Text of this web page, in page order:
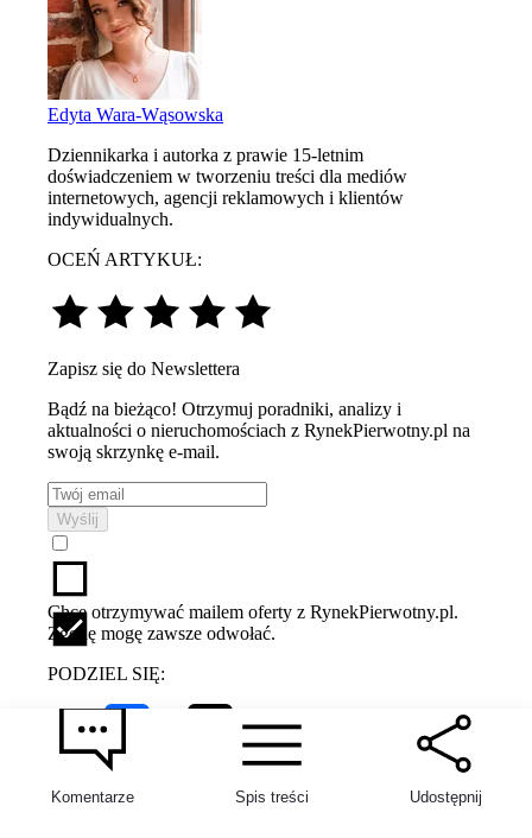
Edyta Wara-Wąsowska
Dziennikarka i autorka z prawie 15-letnim
doświadczeniem w tworzeniu treści dla mediów
internetowych, agencji reklamowych i klientów
indywidualnych.
OCEŃ ARTYKUŁ:
Zapisz się do Newslettera
Bądź na bieżąco! Otrzymuj poradniki, analizy i
aktualności o nieruchomościach z RynekPierwotny.pl na
swoją skrzynkę e-mail.
Wyślij
Chcę otrzymywać mailem oferty z RynekPierwotny.pl.
Zgodę mogę zawsze odwołać.
PODZIEL SIĘ:
Nieruchomości
Komentarze Spis treści Udostępnij